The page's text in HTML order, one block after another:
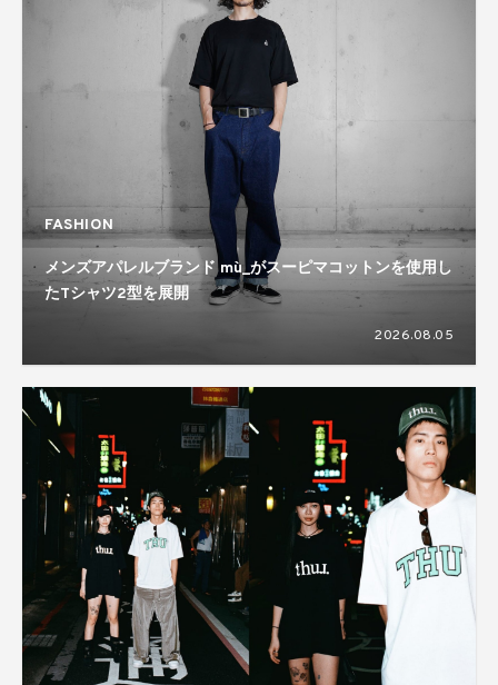
FASHION
メンズアパレルブランド mù_がスーピマコットンを使用し
たTシャツ2型を展開
2026.08.05